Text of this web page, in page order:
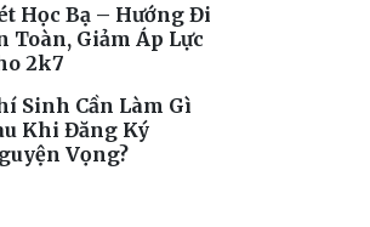
Học Bạ – Hướng Đi
Toàn, Giảm Áp Lực
2k7
Sinh Cần Làm Gì
Khi Đăng Ký
Vọng?